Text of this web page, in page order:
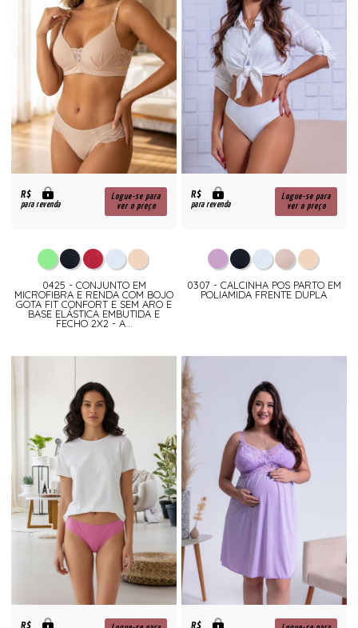
R$
para revenda
Logue-se para
ver o preço
0425 - CONJUNTO EM
MICROFIBRA E RENDA COM BOJO
GOTA FIT CONFORT E SEM ARO E
BASE ELÁSTICA EMBUTIDA E
FECHO 2X2 - A...
R$
para revenda
Logue-se para
ver o preço
0307 - CALCINHA POS PARTO EM
POLIAMIDA FRENTE DUPLA